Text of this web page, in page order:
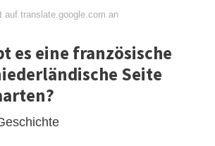
auf translate.google.com an
es eine französische
Seite